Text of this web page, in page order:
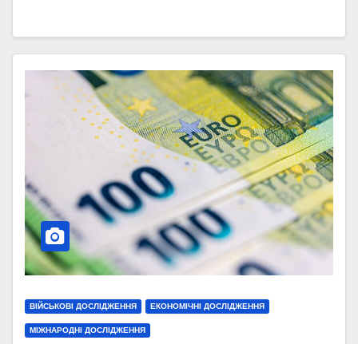
ВІЙСЬКОВІ ДОСЛІДЖЕННЯ ЕКОНОМІЧНІ ДОСЛІДЖЕННЯ
МІЖНАРОДНІ ДОСЛІДЖЕННЯ